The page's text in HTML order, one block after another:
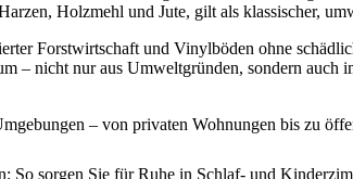
Holzmehl und Jute, gilt als klassischer,
Forstwirtschaft und Vinylböden ohne
– nicht nur aus Umweltgründen, sondern auch
– von privaten Wohnungen bis zu
So sorgen Sie für Ruhe in Schlaf- und